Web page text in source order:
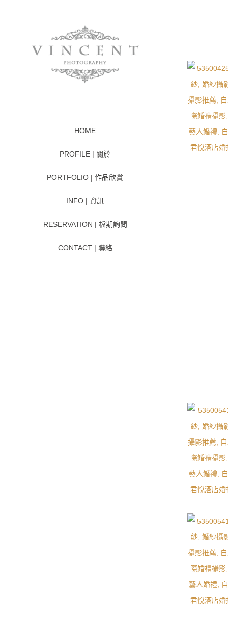
HOME
PROFILE | 關於
PORTFOLIO | 作品欣賞
INFO | 資訊
RESERVATION | 檔期詢問
CONTACT | 聯絡